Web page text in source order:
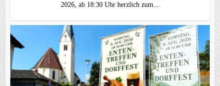
2026, ab 18:30 Uhr herzlich zum...